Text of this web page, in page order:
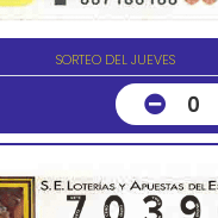
SORTEO DEL JUEVES
0